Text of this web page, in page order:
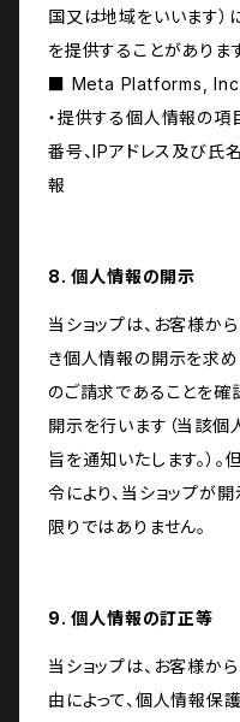
国又は地域をいいます
を提供することがあります
■ Meta Platforms, Inc.（
・提供する個人情報の項
番号、IPアドレス及び氏
報
8. 個人情報の開示
当ショップは、お客様か
き個人情報の開示を求め
のご請求であることを確
開示を行います（当該
旨を通知いたします。）
令により、当ショップが
限りではありません。
9. 個人情報の訂正等
当ショップは、お客様か
由によって、個人情報保